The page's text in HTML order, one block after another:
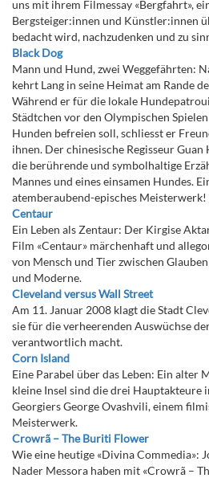
uns mit ihrem Filmessay «Bergfahrt»,
Bergsteiger:innen und Künstler:innen
bedacht wird, nachzudenken und zu
Black Dog
Mann und Hund, zwei Weggefährten:
kehrt Lang in seine Heimat am Rande
Während er für die lokale
Städtchen vor den Olympischen
Hunden befreien soll, schliesst er
ihnen. Der chinesische Regisseur
die berührende und symbolhaltige
Mannes und eines einsamen Hundes.
atemberaubend-episches
Centaur
Ein Leben als Zentaur: Der Kirgise
Film «Centaur» märchenhaft und
von Mensch und Tier zwischen
und Moderne.
Cleveland versus Wall Street
Am 11. Januar 2008 klagt die Stadt
sie für die verheerenden Auswüchse
verantwortlich macht.
Corn Island
Eine Parabel über das Leben: Ein alter
kleine Insel sind die drei Hauptakteure
Georgiers George Ovashvili, einem
Meisterwerk.
Crowrã – The Buriti Flower
Wie eine heutige «Divina Commedia»:
Nader Messora haben mit «Crowrã –